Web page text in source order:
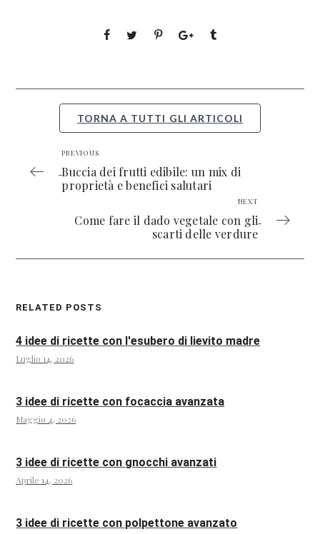
TORNA A TUTTI GLI ARTICOLI
PREVIOUS
Buccia dei frutti edibile: un mix di
proprietà e benefici salutari
NEXT
Come fare il dado vegetale con gli
scarti delle verdure
RELATED POSTS
4 idee di ricette con l'esubero di lievito madre
Luglio 14, 2026
3 idee di ricette con focaccia avanzata
Maggio 4, 2026
3 idee di ricette con gnocchi avanzati
Aprile 14, 2026
3 idee di ricette con polpettone avanzato